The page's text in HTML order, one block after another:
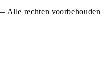
rechten voorbehouden